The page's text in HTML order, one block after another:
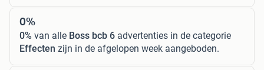
0%
0% van alle Boss bcb 6 advertenties in de categorie
Effecten zijn in de afgelopen week aangeboden.